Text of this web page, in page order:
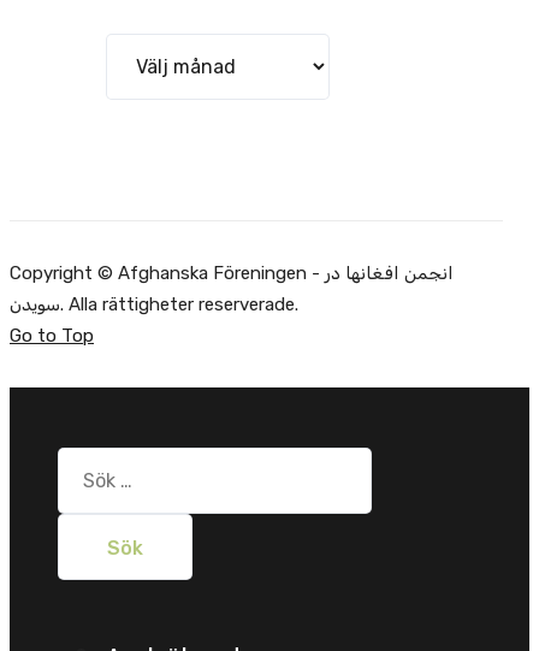
Copyright © Afghanska Föreningen - انجمن افغانها در
سویدن. Alla rättigheter reserverade.
Go to Top
Sök
efter: